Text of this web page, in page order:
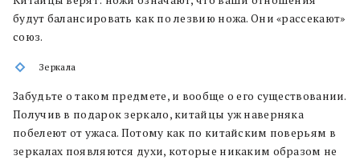
будут балансировать как по лезвию ножа. Они «рассекают»
союз.
Зеркала
Забудьте о таком предмете, и вообще о его существовании.
Получив в подарок зеркало, китайцы уж наверняка
побелеют от ужаса. Потому как по китайским поверьям в
зеркалах появляются духи, которые никаким образом не